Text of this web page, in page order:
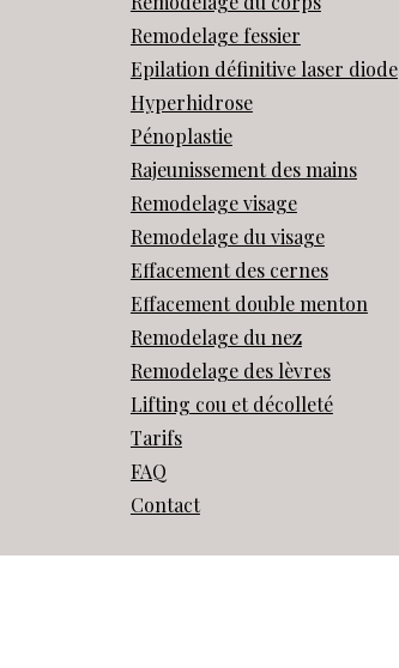
Remodelage fessier
Epilation définitive laser diode
Hyperhidrose
Pénoplastie
Rajeunissement des mains
Remodelage visage
Remodelage du visage
Effacement des cernes
Effacement double menton
Remodelage du nez
Remodelage des lèvres
Lifting cou et décolleté
Tarifs
FAQ
Contact